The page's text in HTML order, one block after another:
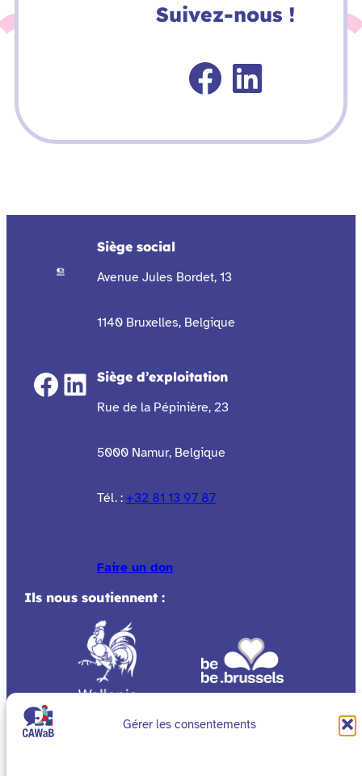
Gérer les consentements
Suivez-nous !
Facebook LinkedIn
Siège social
Avenue Jules Bordet, 13
1140 Bruxelles, Belgique
Siège d’exploitation
Rue de la Pépinière, 23
5000 Namur, Belgique
Tél. : +32 81 13 97 87
Faire un don
Ils nous soutiennent :